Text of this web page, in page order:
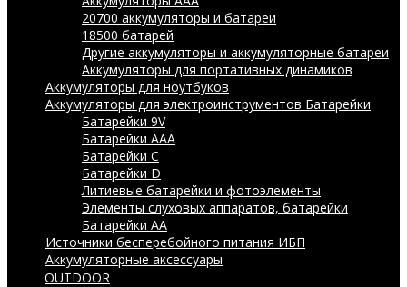
20700 аккумуляторы и батареи
18500 батарей
Другие аккумуляторы и аккумуляторные батареи
Аккумуляторы для портативных динамиков
Аккумуляторы для ноутбуков
Аккумуляторы для электроинструментов Батарейки
Батарейки 9V
Батарейки AAA
Батарейки C
Батарейки D
Литиевые батарейки и фотоэлементы
Элементы слуховых аппаратов, батарейки
Батарейки AA
Источники бесперебойного питания ИБП
Аккумуляторные аксессуары
OUTDOOR